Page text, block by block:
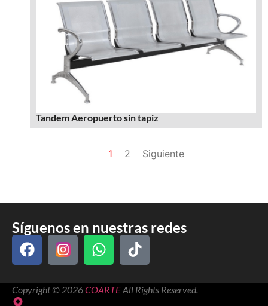
Tandem Aeropuerto sin tapiz
1 2 Siguiente
Síguenos en nuestras redes
Copyright © 2026COARTEAll Rights Reserved.